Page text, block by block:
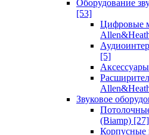
Оборудование
[53]
Цифровые
[5]
Звуковое
(Biamp) [27]
Корпусные